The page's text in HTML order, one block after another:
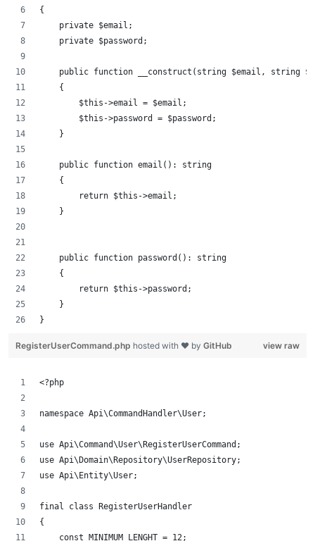
{
    private $email;
    private $password;
public function __construct(string $email, string
    {
        $this->email = $email;
        $this->password = $password;
    }
    public function email(): string
    {
        return $this->email;
    }
    public function password(): string
    {
        return $this->password;
    }
}
view raw
RegisterUserCommand.php hosted with ❤ by GitHub
<?php
namespace Api\CommandHandler\User;
use Api\Command\User\RegisterUserCommand;
use Api\Domain\Repository\UserRepository;
use Api\Entity\User;
final class RegisterUserHandler
{
    const MINIMUM_LENGHT = 12;